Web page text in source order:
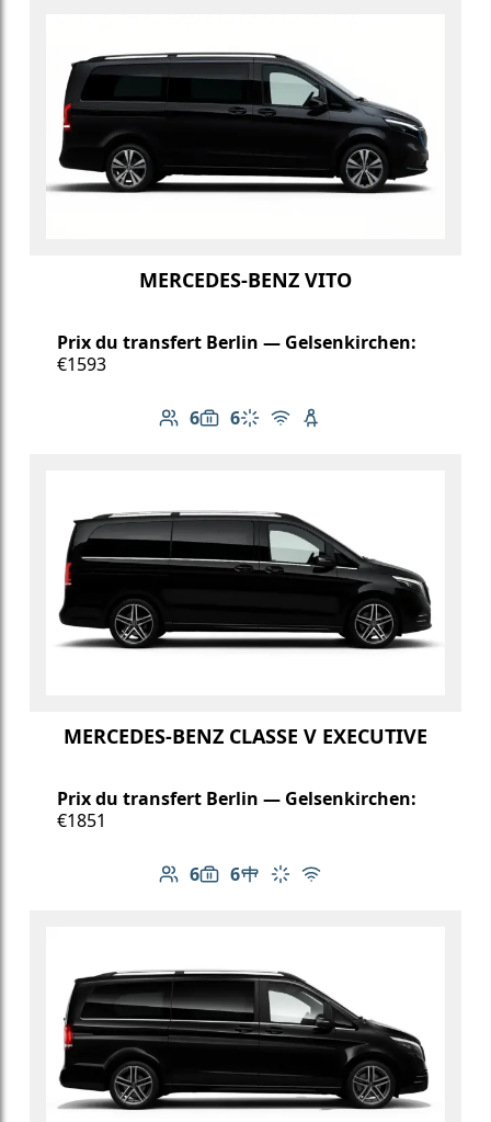
MERCEDES-BENZ VITO
Prix du transfert Berlin — Gelsenkirchen:
€1593
6
Nombre de passagers: 6
6
Capacité des bagages: 6
Climatisation
Wi-Fi gratuit
Siège enfant
MERCEDES-BENZ CLASSE V EXECUTIVE
Prix du transfert Berlin — Gelsenkirchen:
€1851
6
Nombre de passagers: 6
6
Capacité des bagages: 6
Table dans le véhicule
Climatisation
Wi-Fi gratuit